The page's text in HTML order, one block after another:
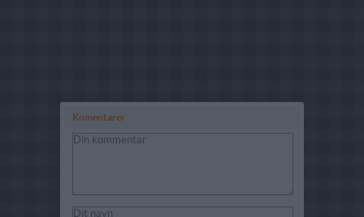
Komentarer